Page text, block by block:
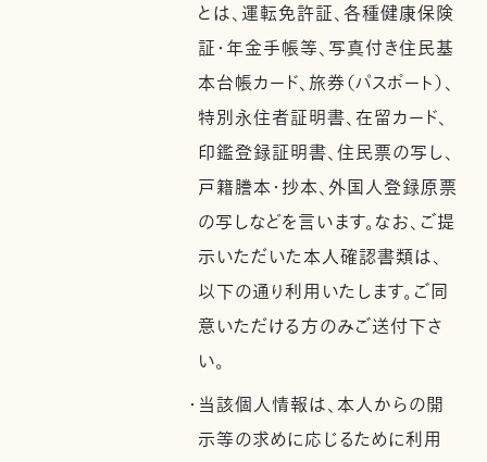
とは、運転免許証、各種健康保険
証・年金手帳等、写真付き住民基
本台帳カード、旅券（パスポート）、
特別永住者証明書、在留カード、
印鑑登録証明書、住民票の写し、
戸籍謄本・抄本、外国人登録原票
の写しなどを言います。なお、ご提
示いただいた本人確認書類は、
以下の通り利用いたします。ご同
意いただける方のみご送付下さ
い。
・当該個人情報は、本人からの開
示等の求めに応じるために利用